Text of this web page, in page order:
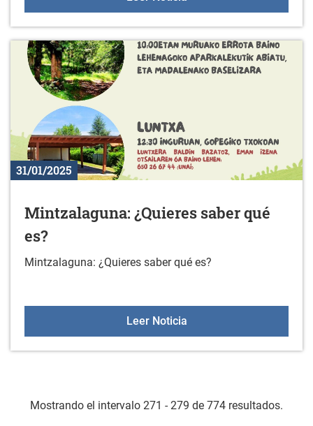
31/01/2025
Mintzalaguna: ¿Quieres saber qué
es?
Mintzalaguna: ¿Quieres saber qué es?
Leer NoticiaMintzalaguna: ¿Quieres
Mostrando el intervalo 271 - 279 de 774 resultados.